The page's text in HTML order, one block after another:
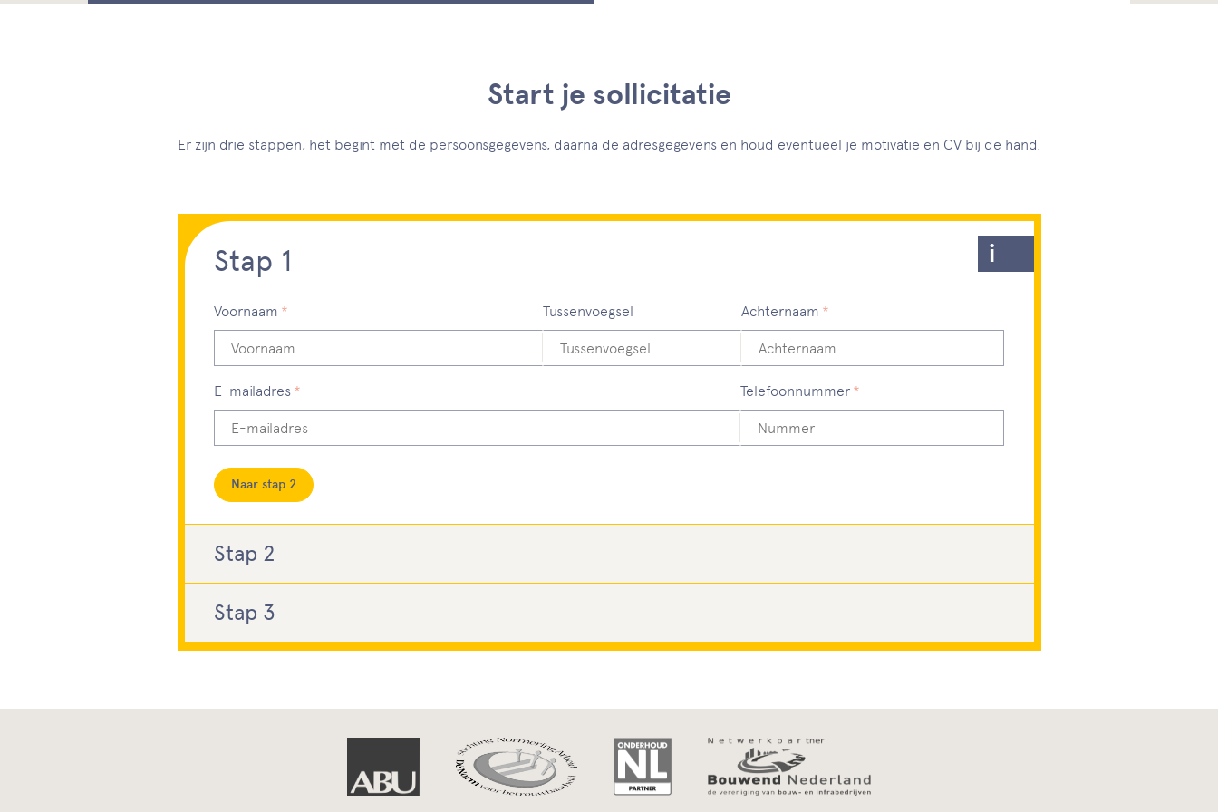
Start je sollicitatie
Er zijn drie stappen, het begint met de persoonsgegevens, daarna de adresgegevens en houd eventueel je motivatie en CV bij de hand.
Stap 1
Voornaam
Dit veld is verplicht, gelieve dit in te vullen
Tussenvoegsel Achternaam
E-mailadres
Dit veld is verplicht, gelieve dit in te vullen
Telefoonnummer
Naar stap 2
Stap 2
Postcode
Dit veld is verplicht, gelieve dit in te vullen
Huisnummer
Dit veld is verplicht, gelieve dit in te vullen
Toevoeging
Stap 3
Bekijkhierhoe we met jouw data omgaan
Bevestig dat u geen robot bent.